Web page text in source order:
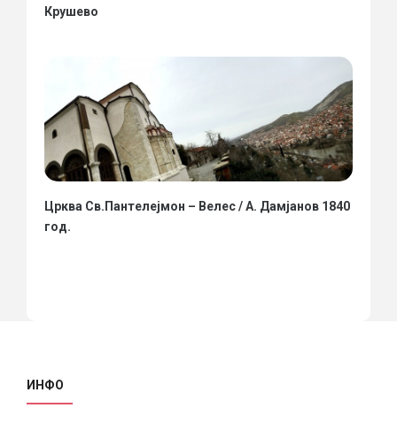
Крушево
Црква Св.Пантелејмон – Велес / А. Дамјанов 1840
год.
ИНФО